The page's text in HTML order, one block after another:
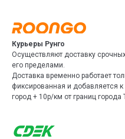
Курьеры Рунго
Осуществляют доставку
его пределами.
Доставка временно работает
фиксированная и добавляется
город + 10р/км от границ города